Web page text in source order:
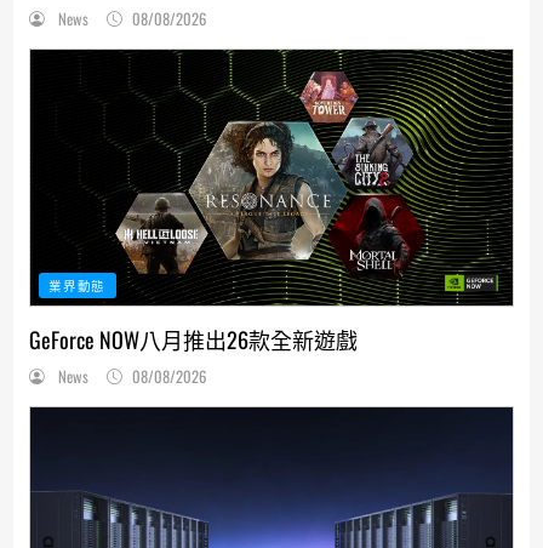
News 08/08/2026
業界動態
GeForce NOW八月推出26款全新遊戲
News 08/08/2026